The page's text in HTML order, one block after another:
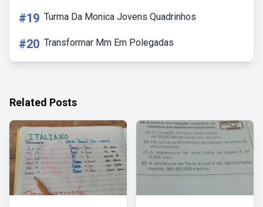
#19 Turma Da Monica Jovens Quadrinhos
#20 Transformar Mm Em Polegadas
Related Posts